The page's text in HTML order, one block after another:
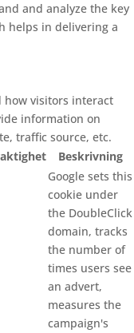
and analyze the key
helps in delivering a
how visitors interact
information on
traffic source, etc.
Beskrivning
Google sets this
cookie under
the DoubleClick
domain, tracks
the number of
times users see
an advert,
measures the
campaign's